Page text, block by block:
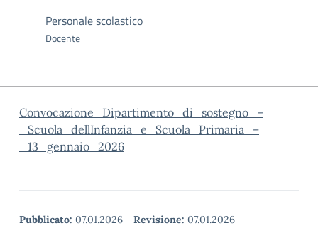
Personale scolastico
Docente
Convocazione_Dipartimento_di_sostegno_–
_Scuola_dellInfanzia_e_Scuola_Primaria_–
_13_gennaio_2026
Pubblicato: 07.01.2026 - Revisione: 07.01.2026